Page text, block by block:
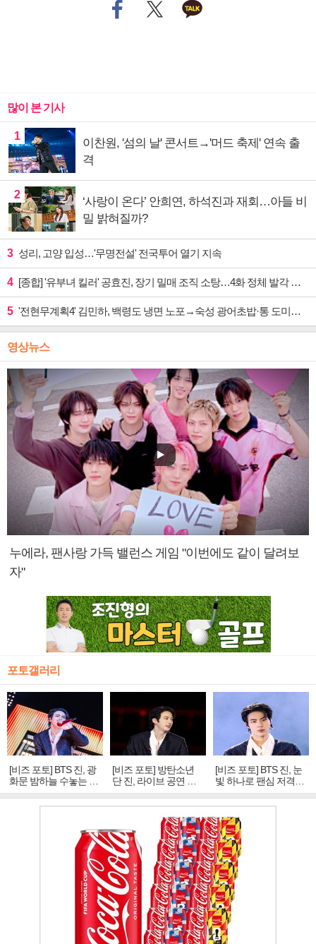
많이 본 기사
1
이찬원, '섬의 날' 콘서트→'머드 축제' 연속 출
격
2
‘사랑이 온다’ 안희연, 하석진과 재회…아들 비
밀 밝혀질까?
3 성리, 고양 입성…'무명전설' 전국투어 열기 지속
4 [종합] '유부녀 킬러' 공효진, 장기 밀매 조직 소탕…4화 정체 발각 위기 예고
5 '전현무계획4' 김민하, 백령도 냉면 노포→숙성 광어초밥·통 도미찜 맛집 탐방
영상뉴스
누에라, 팬사랑 가득 밸런스 게임 "이번에도 같이 달려보
자"
포토갤러리
[비즈 포토] BTS 진, 광
화문 밤하늘 수놓는 '비
주얼 킹'의 열창
[비즈 포토] 방탄소년
단 진, 라이브 공연 중
빛나는 독보적 아우라
[비즈 포토] BTS 진, 눈
빛 하나로 팬심 저격…
독보적 카리스마